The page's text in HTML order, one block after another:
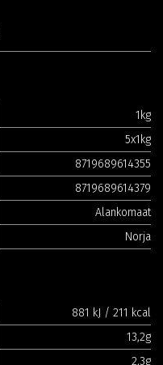
1kg
5x1kg
8719689614355
8719689614379
Alankomaat
Norja
881 kJ / 211 kcal
13,2g
2,3g